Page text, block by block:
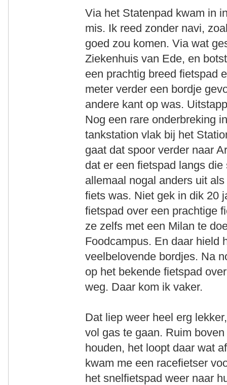
Via het Statenpad kwam in
mis. Ik reed zonder navi,
goed zou komen. Via wat
Ziekenhuis van Ede, en
een prachtig breed fietspad
meter verder een bordje
andere kant op was.
Nog een rare onderbreking
tankstation vlak bij het
gaat dat spoor verder naar
dat er een fietspad langs
allemaal nogal anders uit
fiets was. Niet gek in dik 20
fietspad over een prachtige
ze zelfs met een Milan te
Foodcampus. En daar hield
veelbelovende bordjes. Na
op het bekende fietspad
weg. Daar kom ik vaker.
Dat liep weer heel erg
vol gas te gaan. Ruim
houden, het loopt daar wat
kwam me een racefietser
het snelfietspad weer naar